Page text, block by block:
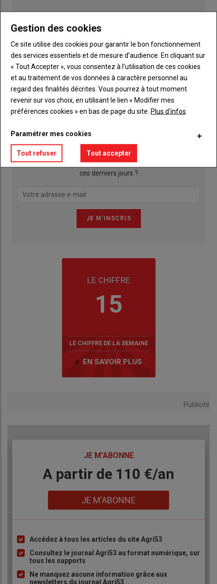
INSCRIPTION NEWSLETTER
Qu’est ce qui a agité les actualités agricoles de la Mayenne
ces derniers jours ?
LE CHIFFRE
15
LE CHIFFRE DE LA SEMAINE
EN SAVOIR PLUS
Publicité
JE M'ABONNE
BodyA partir de 110 €/an
JE M'ABONNE
Liste
à
puce
Accédez à tous les articles du site Agri53
Consultez le journal Agri53 au format numérique, sur
tous les supports
Ne manquez aucune information grâce aux
newsletters du journal Agri53
Gestion des cookies
Ce site utilise des cookies pour garantir le bon fonctionnement
des services essentiels et de mesure d’audience. En cliquant sur
« Tout Accepter », vous consentez à l’utilisation de ces cookies
et au traitement de vos données à caractère personnel au
regard des finalités décrites. Vous pourrez à tout moment
revenir sur vos choix, en utilisant le lien « Modifier mes
préférences cookies » en bas de page du site. Plus d'infos
Paramétrer mes cookies
Tout refuser Tout accepter